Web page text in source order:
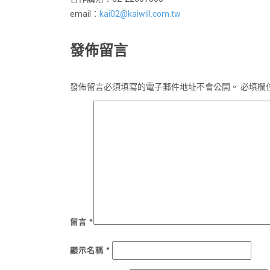
email： kai02@kaiwill.com.tw
發佈留言
發佈留言必須填寫的電子郵件地址不會公開。 必填欄
留言 *
顯示名稱 *